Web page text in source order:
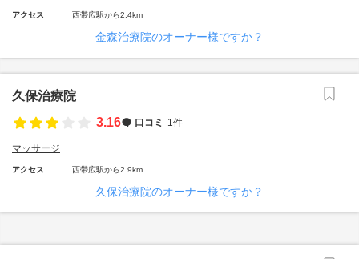
アクセス 西帯広駅から2.4km
金森治療院のオーナー様ですか？
久保治療院
3.16
口コミ 1件
マッサージ
アクセス 西帯広駅から2.9km
久保治療院のオーナー様ですか？